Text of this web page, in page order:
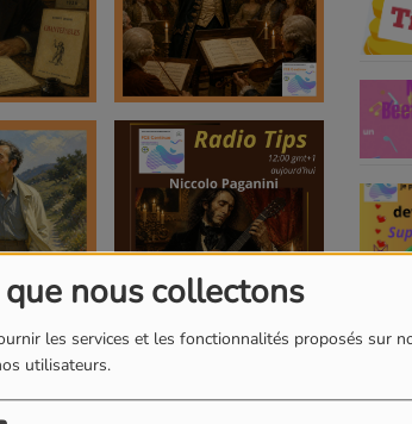
nous collectons
les services et les fonctionnalités proposés sur
utilisateurs.